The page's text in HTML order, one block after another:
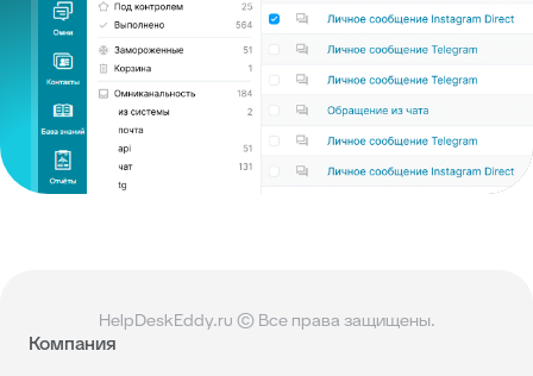
HelpDeskEddy.ru © Все права защищены.
Компания